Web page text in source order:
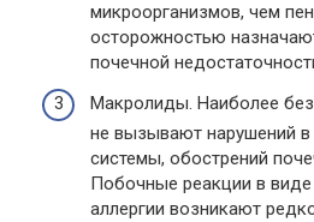
микроорганизмов, чем
осторожностью
почечной
Макролиды. Наиболее
не вызывают нарушений в
системы, обострений
Побочные реакции в виде
аллергии возникают